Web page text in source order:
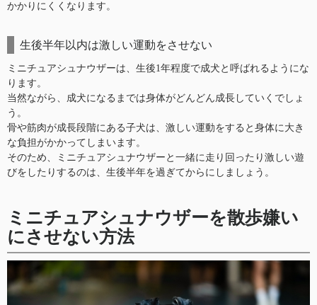
かかりにくくなります。
生後半年以内は激しい運動をさせない
ミニチュアシュナウザーは、生後1年程度で成犬と呼ばれるようにな
ります。
当然ながら、成犬になるまでは身体がどんどん成長していくでしょ
う。
骨や筋肉が成長段階にある子犬は、激しい運動をすると身体に大き
な負担がかかってしまいます。
そのため、ミニチュアシュナウザーと一緒に走り回ったり激しい遊
びをしたりするのは、生後半年を過ぎてからにしましょう。
ミニチュアシュナウザーを散歩嫌い
にさせない方法